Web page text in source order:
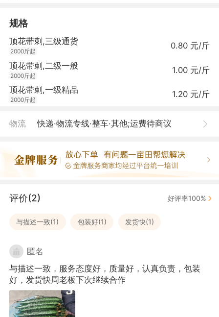
规格
顶花带刺,三级通货
2000斤起
0.80 元/斤
顶花带刺,二级一般
2000斤起
1.00 元/斤
顶花带刺,一级精品
2000斤起
1.20 元/斤
物流 快递·物流专线·整车·其他;运费待商议
评价(2) 好评率100%
与描述一致(1) 包装好(1) 发货快(1)
匿名
与描述一致，服务态度好，质量好，认真负责，包装
好，发货快周老板下次继续合作